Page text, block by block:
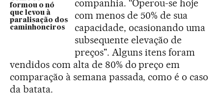
formou o nó
que levou à
paralisação dos
caminhoneiros
companhia. “Operou-se hoje
com menos de 50% de sua
capacidade, ocasionando uma
subsequente elevação de
preços". Alguns itens foram
vendidos com alta de 80% do preço em
comparação à semana passada, como é o caso
da batata.